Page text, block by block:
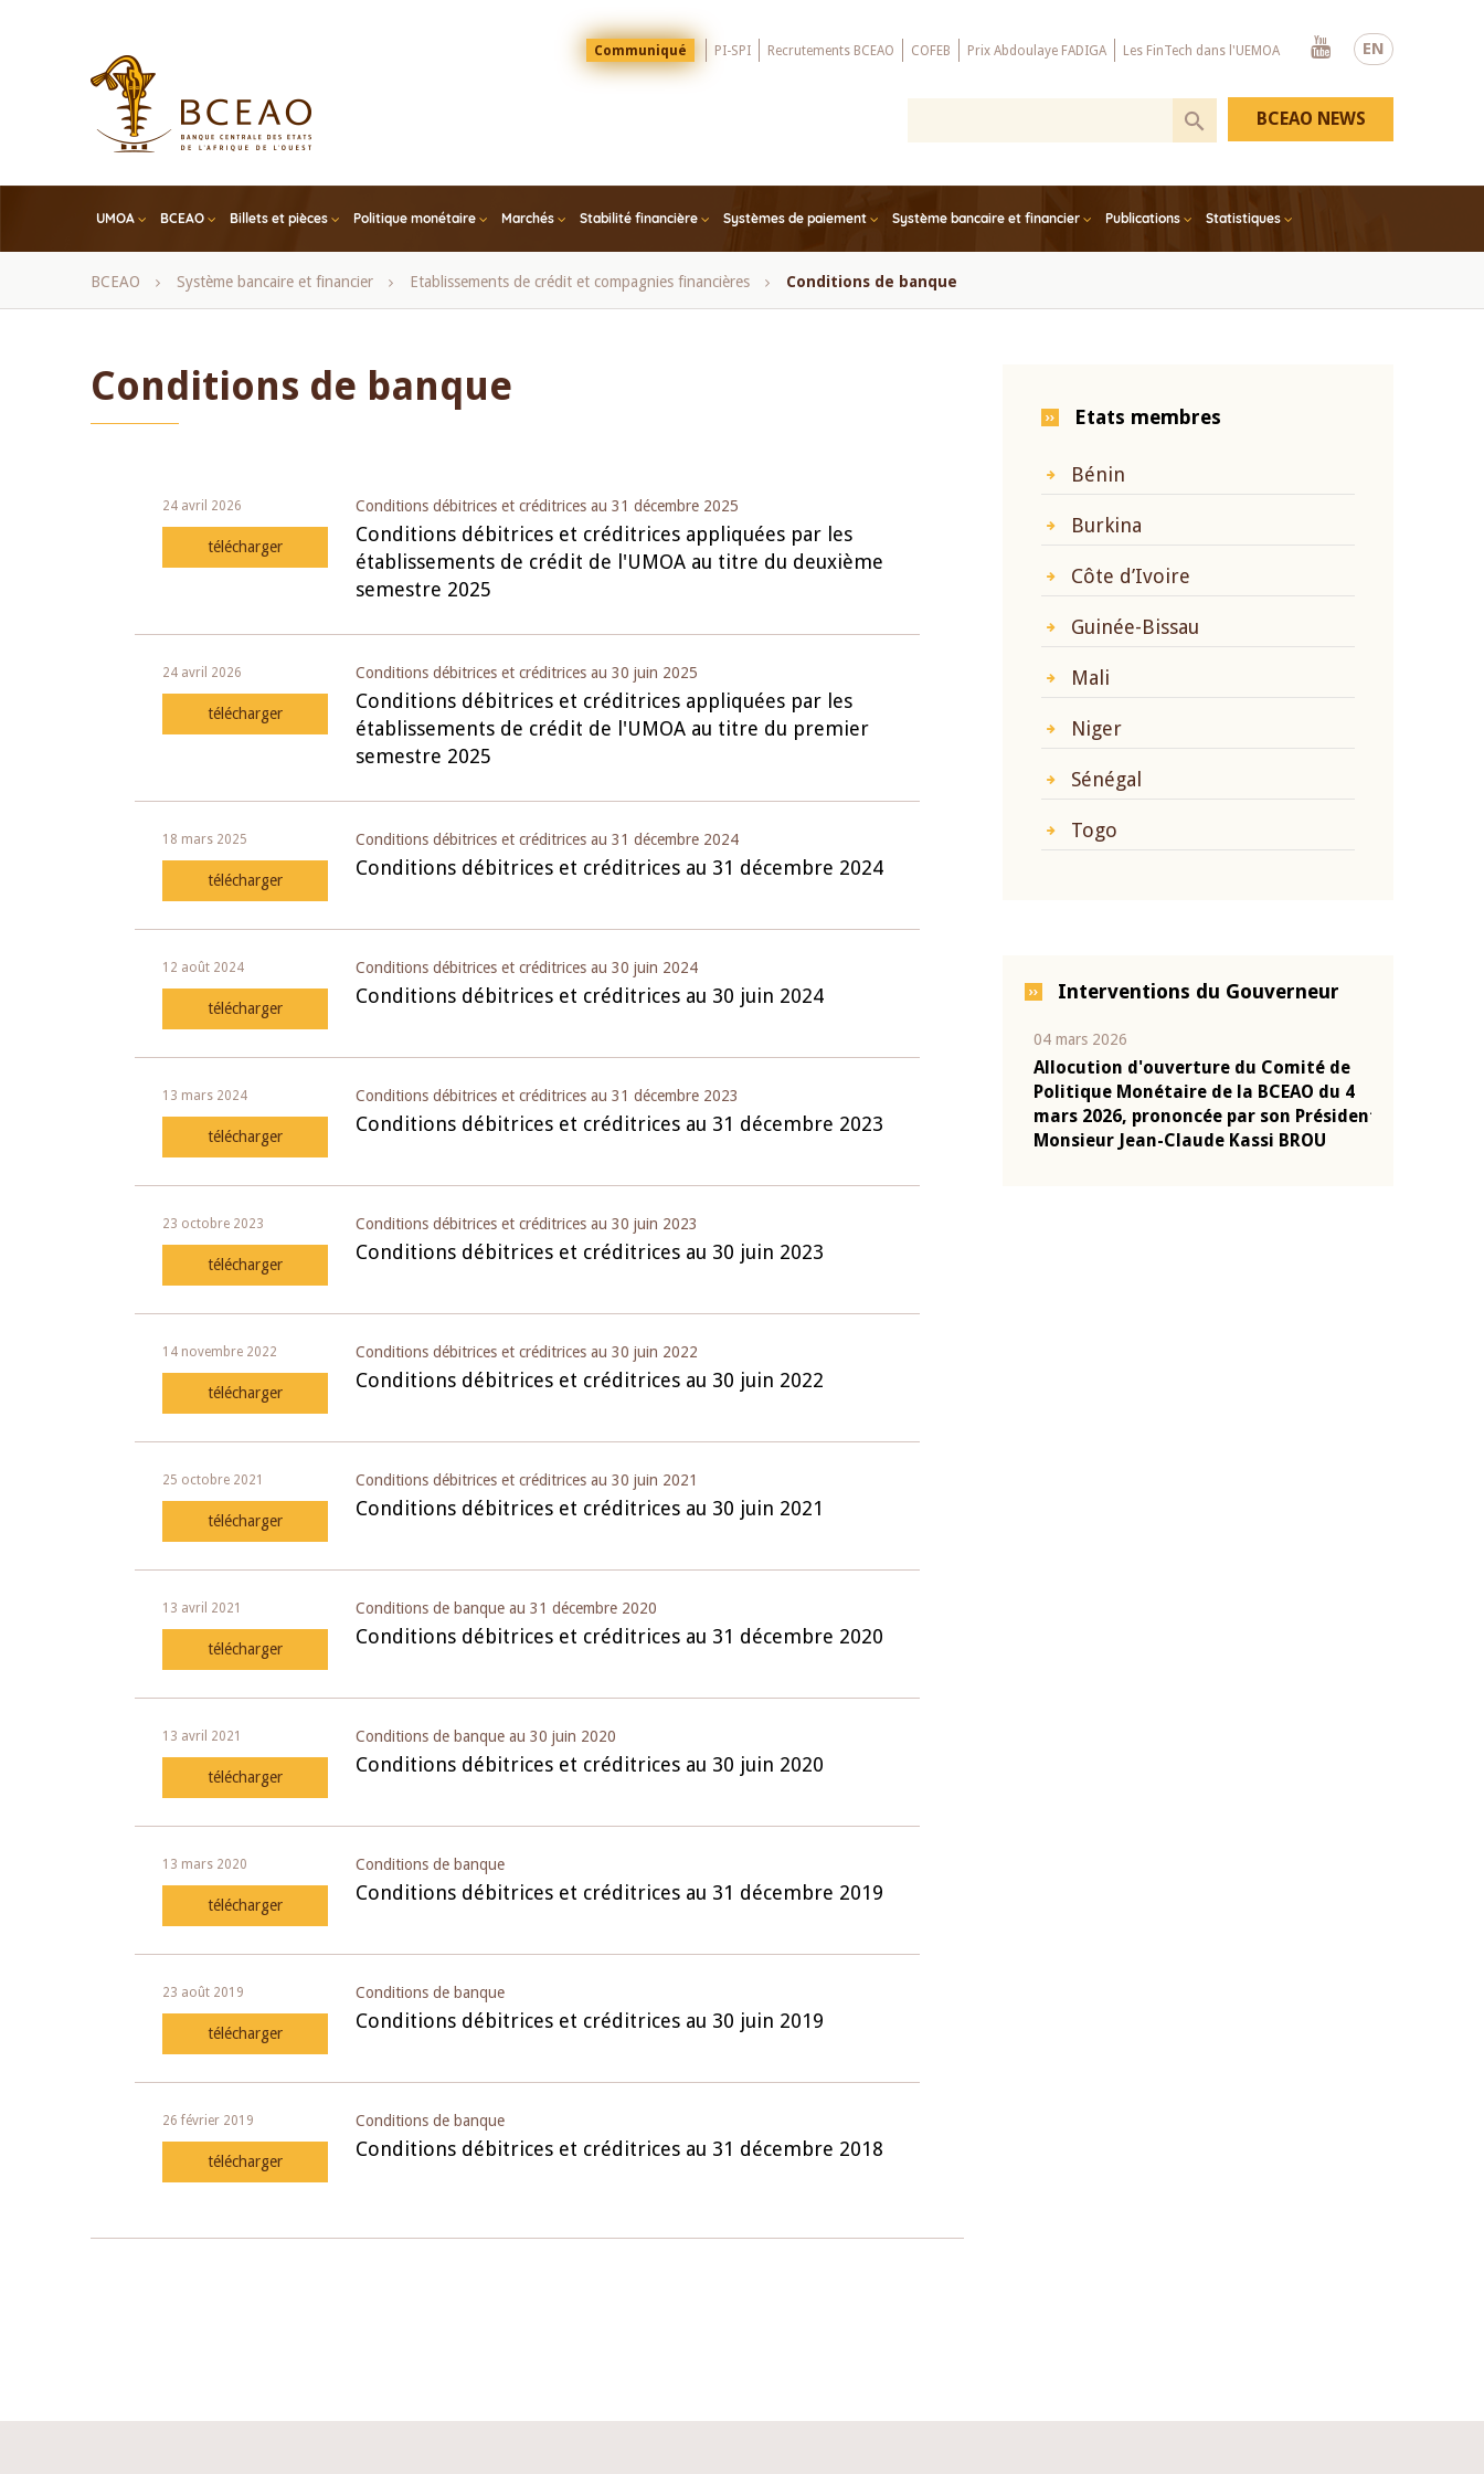
EN
Menu
Top
Communiqué PI-SPI Recrutements BCEAO COFEB Prix Abdoulaye FADIGA Les FinTech dans l'UEMOA
Youtube
UMOA BCEAO Billets et pièces Politique monétaire Marchés Stabilité financière Systèmes de paiement Système bancaire et financier Publications Statistiques
BCEAO NEWS
Fil
BCEAO Système bancaire et financier Etablissements de crédit et compagnies financières Conditions de banque
Conditions de banque
24 avril 2026
télécharger
Conditions débitrices et créditrices au 31 décembre 2025
Conditions débitrices et créditrices appliquées par les
établissements de crédit de l'UMOA au titre du deuxième
semestre 2025
24 avril 2026
télécharger
Conditions débitrices et créditrices au 30 juin 2025
Conditions débitrices et créditrices appliquées par les
établissements de crédit de l'UMOA au titre du premier
semestre 2025
18 mars 2025
télécharger
Conditions débitrices et créditrices au 31 décembre 2024
Conditions débitrices et créditrices au 31 décembre 2024
12 août 2024
télécharger
Conditions débitrices et créditrices au 30 juin 2024
Conditions débitrices et créditrices au 30 juin 2024
13 mars 2024
télécharger
Conditions débitrices et créditrices au 31 décembre 2023
Conditions débitrices et créditrices au 31 décembre 2023
23 octobre 2023
télécharger
Conditions débitrices et créditrices au 30 juin 2023
Conditions débitrices et créditrices au 30 juin 2023
14 novembre 2022
télécharger
Conditions débitrices et créditrices au 30 juin 2022
Conditions débitrices et créditrices au 30 juin 2022
25 octobre 2021
télécharger
Conditions débitrices et créditrices au 30 juin 2021
Conditions débitrices et créditrices au 30 juin 2021
13 avril 2021
télécharger
Conditions de banque au 31 décembre 2020
Conditions débitrices et créditrices au 31 décembre 2020
13 avril 2021
télécharger
Conditions de banque au 30 juin 2020
Conditions débitrices et créditrices au 30 juin 2020
13 mars 2020
télécharger
Conditions de banque
Conditions débitrices et créditrices au 31 décembre 2019
23 août 2019
télécharger
Conditions de banque
Conditions débitrices et créditrices au 30 juin 2019
26 février 2019
télécharger
Conditions de banque
Conditions débitrices et créditrices au 31 décembre 2018
Etats membres
Bénin
Burkina
Côte d’Ivoire
Guinée-Bissau
Mali
Niger
Sénégal
Togo
Interventions du Gouverneur
Monétaire de la BCEAO du 4
2026, prononcée par son Président
Jean-Claude Kassi BROU
Claude Kassi BROU lors de la cérémonie
de présentation du rapport annuel 2025
Politique Monétaire de la BCEAO du 10
juin 2026, prononcée par son Président
04 mars 2026
Allocution d'ouverture du Comité de
Politique Monétaire de la BCEAO du 4
mars 2026, prononcée par son Président
Monsieur Jean-Claude Kassi BROU